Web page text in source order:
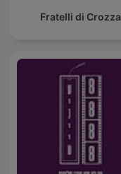
Fratelli di Crozza